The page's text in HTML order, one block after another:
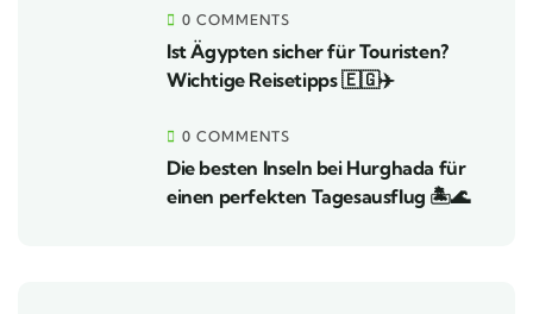
0 COMMENTS
Ist Ägypten sicher für Touristen?
Wichtige Reisetipps 🇪🇬✈️
0 COMMENTS
Die besten Inseln bei Hurghada für
einen perfekten Tagesausflug 🏝️🌊